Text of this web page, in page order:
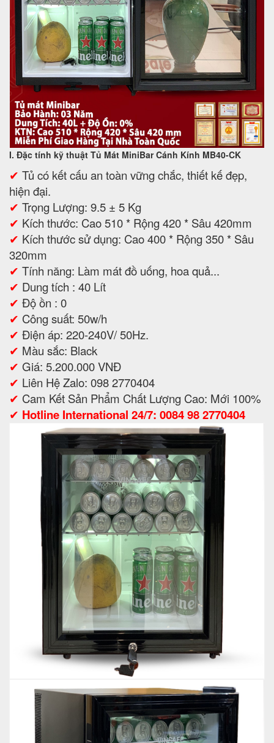
I. Đặc tính kỹ thuật Tủ Mát MiniBar Cánh Kính MB40-CK
✔ Tủ có kết cấu an toàn vững chắc, thiết kế đẹp,
hiện đại.
✔ Trọng Lượng: 9.5 ± 5 Kg
✔ Kích thước: Cao 510 * Rộng 420 * Sâu 420mm
✔ Kích thước sử dụng: Cao 400 * Rộng 350 * Sâu
320mm
✔ Tính năng: Làm mát đồ uống, hoa quả...
✔ Dung tích : 40 Lít
✔ Độ ồn : 0
✔ Công suất: 50w/h
✔ Điện áp: 220-240V/ 50Hz.
✔ Màu sắc: Black
✔ Giá: 5.200.000 VNĐ
✔ Liên Hệ Zalo: 098 2770404
✔ Cam Kết Sản Phẩm Chất Lượng Cao: Mới 100%
✔ Hotline International 24/7: 0084 98 2770404